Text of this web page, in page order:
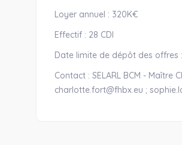
Loyer annuel : 320K€
Effectif : 28 CDI
Date limite de dépôt des offres :
Contact : SELARL BCM - Maître
charlotte.fort@fhbx.eu ;